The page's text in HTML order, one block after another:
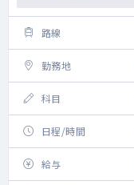
路線
勤務地
科目
日程/時間
給与